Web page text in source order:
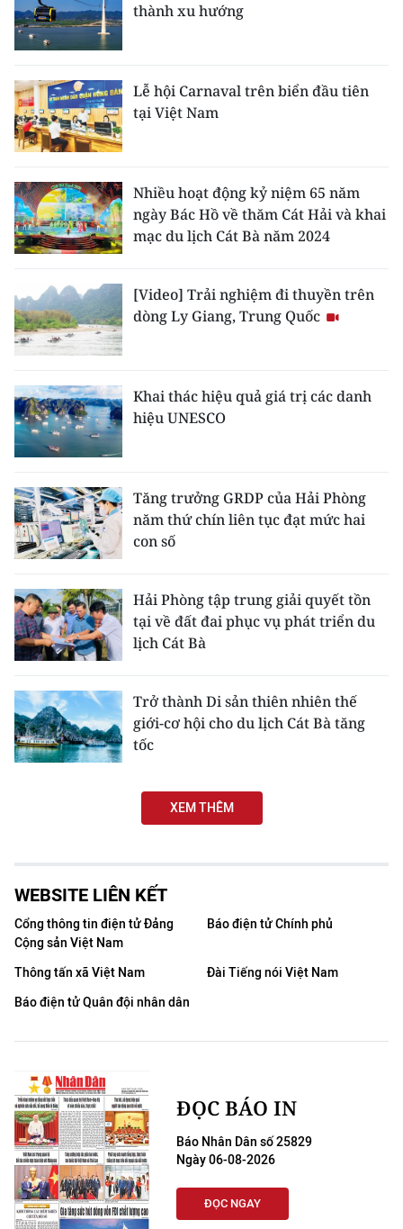
ENGLISH
FRANÇAIS
ESPAÑOL
한국어
thành xu hướng
Lễ hội Carnaval trên biển đầu tiên
tại Việt Nam
Nhiều hoạt động kỷ niệm 65 năm
ngày Bác Hồ về thăm Cát Hải và khai
mạc du lịch Cát Bà năm 2024
[Video] Trải nghiệm đi thuyền trên
dòng Ly Giang, Trung Quốc
Khai thác hiệu quả giá trị các danh
hiệu UNESCO
Tăng trưởng GRDP của Hải Phòng
năm thứ chín liên tục đạt mức hai
con số
Hải Phòng tập trung giải quyết tồn
tại về đất đai phục vụ phát triển du
lịch Cát Bà
Trở thành Di sản thiên nhiên thế
giới-cơ hội cho du lịch Cát Bà tăng
tốc
XEM THÊM
WEBSITE LIÊN KẾT
Cổng thông tin điện tử Đảng
Cộng sản Việt Nam
Báo điện tử Chính phủ
Thông tấn xã Việt Nam
Đài Tiếng nói Việt Nam
Báo điện tử Quân đội nhân dân
ĐỌC BÁO IN
Báo Nhân Dân số 25829
Ngày 06-08-2026
ĐỌC NGAY